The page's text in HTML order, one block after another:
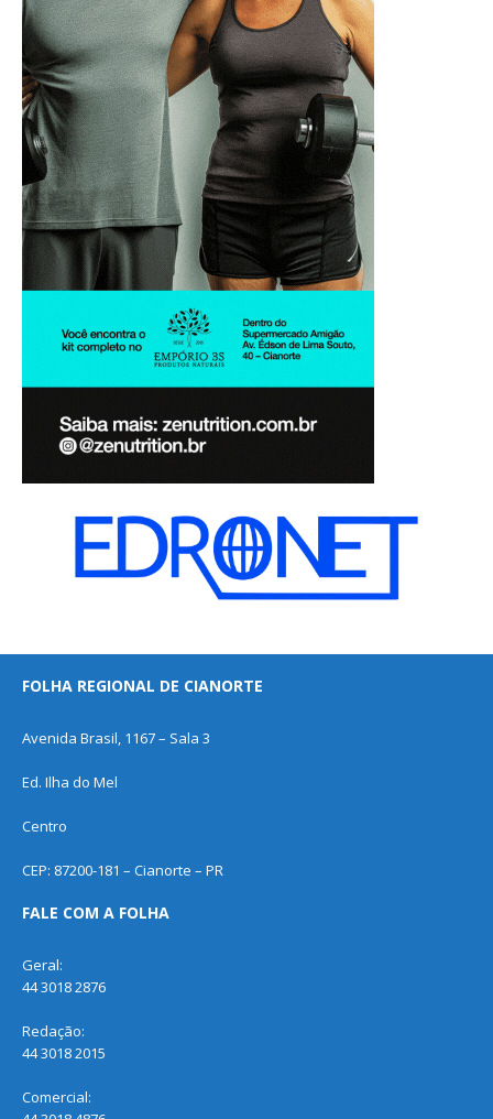
FOLHA REGIONAL DE CIANORTE
Avenida Brasil, 1167 – Sala 3
Ed. Ilha do Mel
Centro
CEP: 87200-181 – Cianorte – PR
FALE COM A FOLHA
Geral:
44 3018 2876
Redação:
44 3018 2015
Comercial: